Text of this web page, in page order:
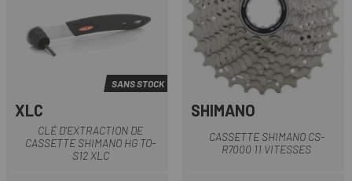
SANS STOCK
XLC
CLÉ D'EXTRACTION DE
CASSETTE SHIMANO HG TO-
S12 XLC
SHIMANO
CASSETTE SHIMANO CS-
R7000 11 VITESSES